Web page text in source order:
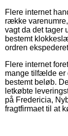
Flere internet
række
vagt da det tager
bestemt
ordren
Flere internet
mange tilfælde er
bestemt beløb.
letkøbte
på Fredericia,
fragtfirmaet til at